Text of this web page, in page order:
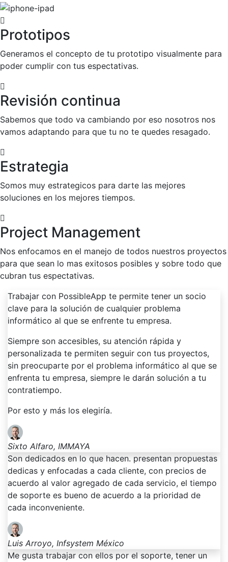
Prototipos
Generamos el concepto de tu prototipo visualmente para
poder cumplir con tus espectativas.
Revisión continua
Sabemos que todo va cambiando por eso nosotros nos
vamos adaptando para que tu no te quedes resagado.
Estrategia
Somos muy estrategicos para darte las mejores
soluciones en los mejores tiempos.
Project Management
Nos enfocamos en el manejo de todos nuestros proyectos
para que sean lo mas exitosos posibles y sobre todo que
cubran tus espectativas.
Trabajar con PossibleApp te permite tener un socio
clave para la solución de cualquier problema
informático al que se enfrente tu empresa.
Siempre son accesibles, su atención rápida y
personalizada te permiten seguir con tus proyectos,
sin preocuparte por el problema informático al que se
enfrenta tu empresa, siempre le darán solución a tu
contratiempo.
Por esto y más los elegiría.
Sixto Alfaro, IMMAYA
Son dedicados en lo que hacen. presentan propuestas
dedicas y enfocadas a cada cliente, con precios de
acuerdo al valor agregado de cada servicio, el tiempo
de soporte es bueno de acuerdo a la prioridad de
cada inconveniente.
Luis Arroyo, Infsystem México
Me gusta trabajar con ellos por el soporte, tener un